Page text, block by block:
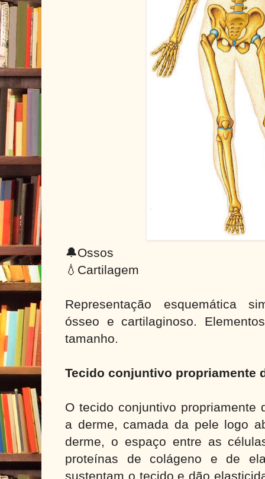
🔔Ossos
💧Cartilagem
Representação esquemática
ósseo e cartilaginoso.
tamanho.
Tecido conjuntivo propriamente
O tecido conjuntivo propriamente
a derme, camada da pele logo
derme, o espaço entre as
proteínas de colágeno e de
sustentam o tecido e dão